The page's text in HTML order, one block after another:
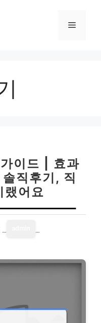
메
이드 | 효과
직후기, 직
랬어요